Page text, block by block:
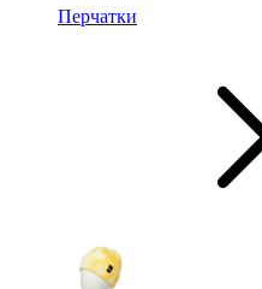
Перчатки